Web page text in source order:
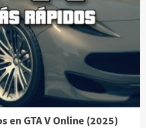
en GTA V Online (2025)